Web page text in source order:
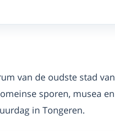
van de oudste stad van
sporen, musea en
in Tongeren.